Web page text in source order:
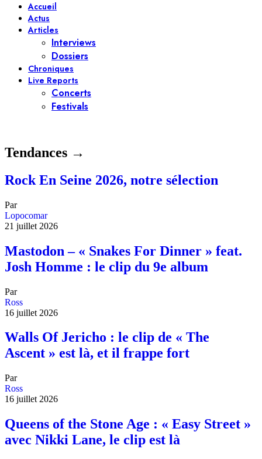
Accueil
Actus
Articles
Interviews
Dossiers
Chroniques
Live Reports
Concerts
Festivals
Tendances →
Rock En Seine 2026, notre sélection
Par
Lopocomar
21 juillet 2026
Mastodon – « Snakes For Dinner » feat.
Josh Homme : le clip du 9e album
Par
Ross
16 juillet 2026
Walls Of Jericho : le clip de « The
Ascent » est là, et il frappe fort
Par
Ross
16 juillet 2026
Queens of the Stone Age : « Easy Street »
avec Nikki Lane, le clip est là